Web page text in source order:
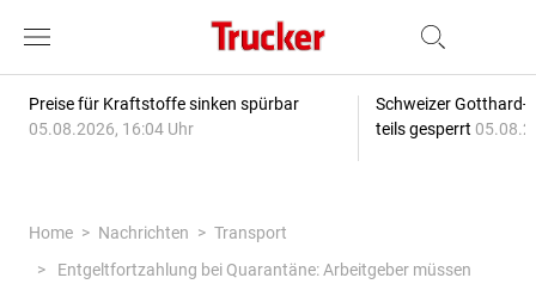
Preise für Kraftstoffe sinken spürbar
05.08.2026, 16:04 Uhr
Schweizer Gotthard-
teils gesperrt
Home Nachrichten
Transport
Entgeltfortzahlung bei Quarantäne: Arbeitgeber müssen